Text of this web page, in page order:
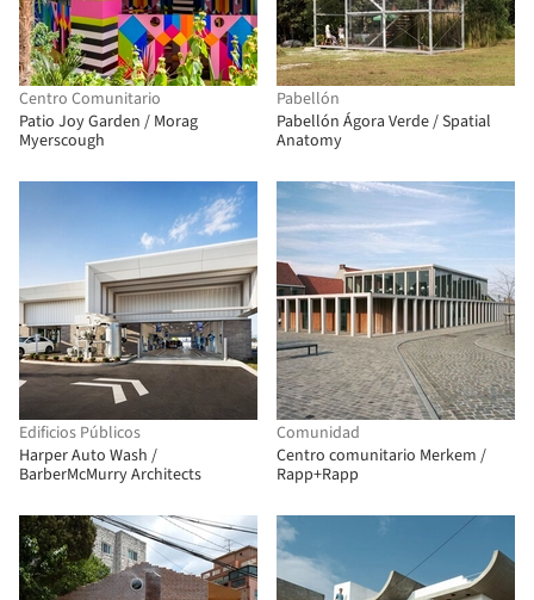
Centro Comunitario
Patio Joy Garden / Morag
Myerscough
Pabellón
Pabellón Ágora Verde / Spatial
Anatomy
Edificios Públicos
Harper Auto Wash /
BarberMcMurry Architects
Comunidad
Centro comunitario Merkem /
Rapp+Rapp